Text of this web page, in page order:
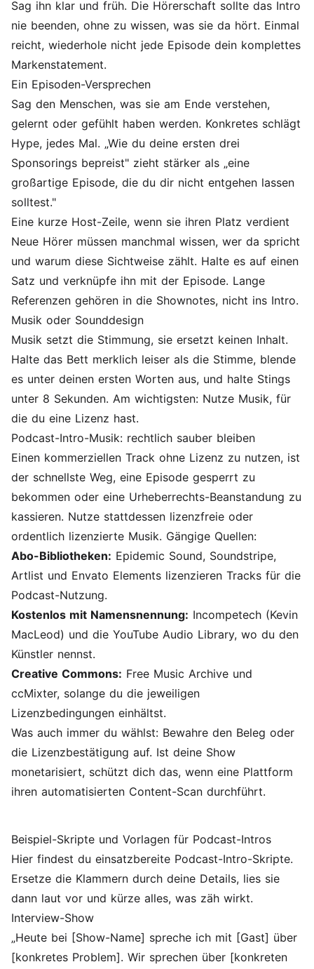
Sag ihn klar und früh. Die Hörerschaft sollte das Intro
nie beenden, ohne zu wissen, was sie da hört. Einmal
reicht, wiederhole nicht jede Episode dein komplettes
Markenstatement.
Ein Episoden-Versprechen
Sag den Menschen, was sie am Ende verstehen,
gelernt oder gefühlt haben werden. Konkretes schlägt
Hype, jedes Mal. „Wie du deine ersten drei
Sponsorings bepreist" zieht stärker als „eine
großartige Episode, die du dir nicht entgehen lassen
solltest."
Eine kurze Host-Zeile, wenn sie ihren Platz verdient
Neue Hörer müssen manchmal wissen, wer da spricht
und warum diese Sichtweise zählt. Halte es auf einen
Satz und verknüpfe ihn mit der Episode. Lange
Referenzen gehören in die Shownotes, nicht ins Intro.
Musik oder Sounddesign
Musik setzt die Stimmung, sie ersetzt keinen Inhalt.
Halte das Bett merklich leiser als die Stimme, blende
es unter deinen ersten Worten aus, und halte Stings
unter 8 Sekunden. Am wichtigsten: Nutze Musik, für
die du eine Lizenz hast.
Podcast-Intro-Musik: rechtlich sauber bleiben
Einen kommerziellen Track ohne Lizenz zu nutzen, ist
der schnellste Weg, eine Episode gesperrt zu
bekommen oder eine Urheberrechts-Beanstandung zu
kassieren. Nutze stattdessen lizenzfreie oder
ordentlich lizenzierte Musik. Gängige Quellen:
Abo-Bibliotheken: Epidemic Sound, Soundstripe,
Artlist und Envato Elements lizenzieren Tracks für die
Podcast-Nutzung.
Kostenlos mit Namensnennung: Incompetech (Kevin
MacLeod) und die YouTube Audio Library, wo du den
Künstler nennst.
Creative Commons: Free Music Archive und
ccMixter, solange du die jeweiligen
Lizenzbedingungen einhältst.
Was auch immer du wählst: Bewahre den Beleg oder
die Lizenzbestätigung auf. Ist deine Show
monetarisiert, schützt dich das, wenn eine Plattform
ihren automatisierten Content-Scan durchführt.
Beispiel-Skripte und Vorlagen für Podcast-Intros
Hier findest du einsatzbereite Podcast-Intro-Skripte.
Ersetze die Klammern durch deine Details, lies sie
dann laut vor und kürze alles, was zäh wirkt.
Interview-Show
„Heute bei [Show-Name] spreche ich mit [Gast] über
[konkretes Problem]. Wir sprechen über [konkreten